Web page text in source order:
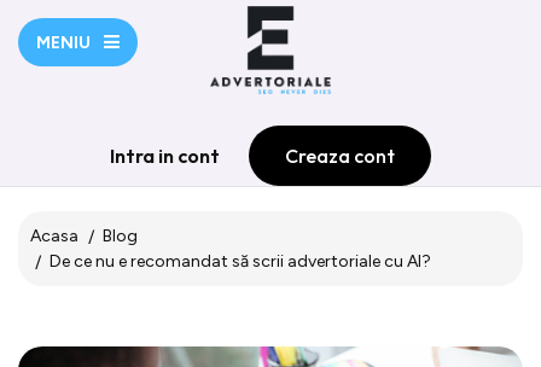
MENIU
Intra in cont Creaza cont
Acasa
Blog
De ce nu e recomandat să scrii advertoriale cu AI?